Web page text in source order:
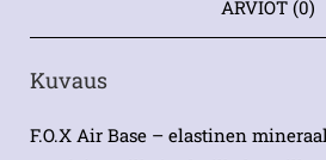
ARVIOT (0)
Kuvaus
F.O.X Air Base – elastinen